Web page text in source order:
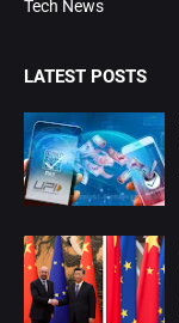
Tech News
LATEST POSTS